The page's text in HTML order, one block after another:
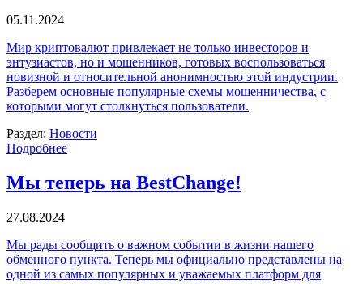
05.11.2024
Мир криптовалют привлекает не только инвесторов и
энтузиастов, но и мошенников, готовых воспользоваться
новизной и относительной анонимностью этой индустрии.
Разберем основные популярные схемы мошенничества, с
которыми могут столкнуться пользователи.
Раздел: Новости
Подробнее
Мы теперь на BestChange!
27.08.2024
Мы рады сообщить о важном событии в жизни нашего
обменного пункта. Теперь мы официально представлены на
одной из самых популярных и уважаемых платформ для